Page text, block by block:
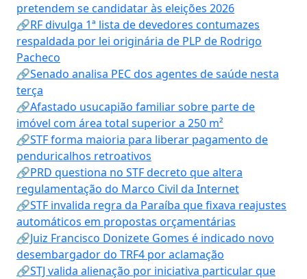
pretendem se candidatar às eleições 2026
🔗RF divulga 1ª lista de devedores contumazes
respaldada por lei originária de PLP de Rodrigo
Pacheco
🔗Senado analisa PEC dos agentes de saúde nesta
terça
🔗Afastado usucapião familiar sobre parte de
imóvel com área total superior a 250 m²
🔗STF forma maioria para liberar pagamento de
penduricalhos retroativos
🔗PRD questiona no STF decreto que altera
regulamentação do Marco Civil da Internet
🔗STF invalida regra da Paraíba que fixava reajustes
automáticos em propostas orçamentárias
🔗Juiz Francisco Donizete Gomes é indicado novo
desembargador do TRF4 por aclamação
🔗STJ valida alienação por iniciativa particular que